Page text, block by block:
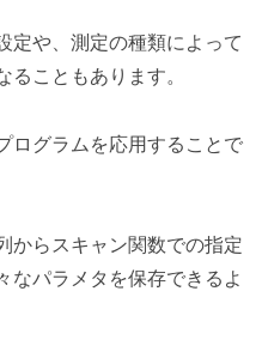
定や、測定の種類によって
こともあります。
ログラムを応用することで
からスキャン関数での指定
なパラメタを保存できるよ